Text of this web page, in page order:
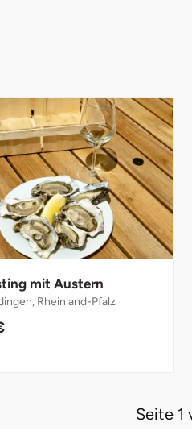
mit Austern
Rheinland-Pfalz
Seite 1